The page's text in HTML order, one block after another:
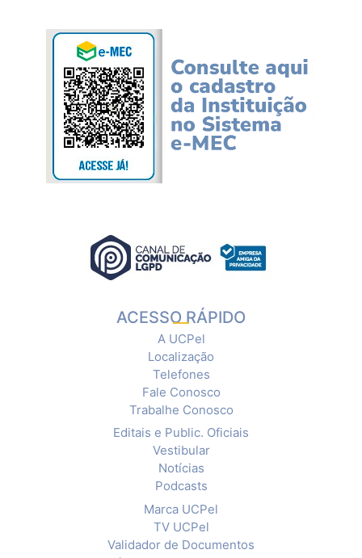
ACESSO RÁPIDO
A UCPel
Localização
Telefones
Fale Conosco
Trabalhe Conosco
Editais e Public. Oficiais
Vestibular
Notícias
Podcasts
Marca UCPel
TV UCPel
Validador de Documentos